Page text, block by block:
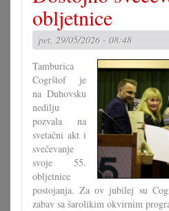
shodišće
obljetnice
pet, 29/05/2026 - 08:48
Tamburica
Cogrštof je
na Duhovsku
nedilju
pozvala na
svetačni akt i
svečevanje
svoje 55.
obljetnice
postojanja. Za ov jubilej su
zabav sa šarolikim okvirnim